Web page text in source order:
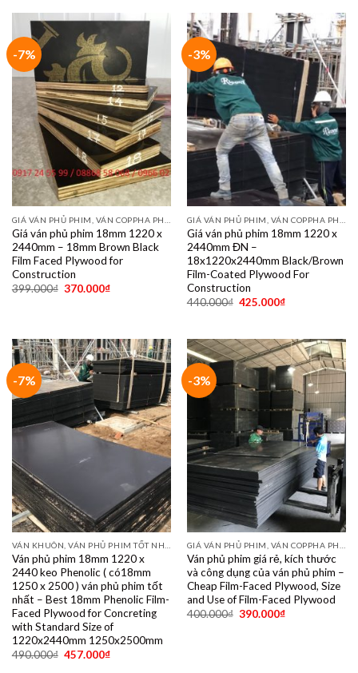
-7%
Giá ván phủ phim 18mm 1220 x
2440mm – 18mm Brown Black
Film Faced Plywood for
Construction
399.000₫ 370.000₫
-3%
Giá ván phủ phim 18mm 1220 x
2440mm ĐN –
18x1220x2440mm Black/Brown
Film-Coated Plywood For
Construction
440.000₫ 425.000₫
-7%
Ván phủ phim 18mm 1220 x
2440 keo Phenolic ( có18mm
1250 x 2500 ) ván phủ phim tốt
nhất – Best 18mm Phenolic Film-
Faced Plywood for Concreting
with Standard Size of
1220x2440mm 1250x2500mm
490.000₫ 457.000₫
-3%
Ván phủ phim giá rẻ, kích thước
và công dụng của ván phủ phim –
Cheap Film-Faced Plywood, Size
and Use of Film-Faced Plywood
400.000₫ 390.000₫